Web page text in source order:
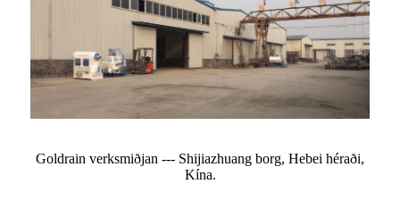
Goldrain verksmiðjan --- Shijiazhuang borg, Hebei héraði,
Kína.